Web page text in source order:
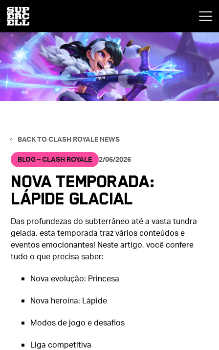
BACK TO CLASH ROYALE NEWS
BLOG – CLASH ROYALE 2/06/2026
Nova temporada:
Lápide Glacial
Das profundezas do subterrâneo até a vasta tundra
gelada, esta temporada traz vários conteúdos e
eventos emocionantes! Neste artigo, você confere
tudo o que precisa saber:
Nova evolução: Princesa
Nova heroína: Lápide
Modos de jogo e desafios
Liga competitiva